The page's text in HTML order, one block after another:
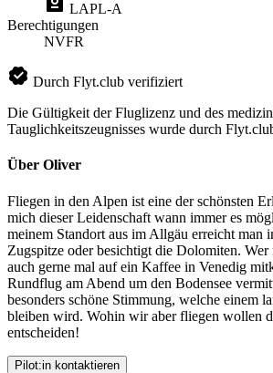
LAPL-A
Berechtigungen
NVFR
Durch Flyt.club verifiziert
Die Gültigkeit der Fluglizenz und des
Tauglichkeitszeugnisses wurde durch
Über Oliver
Fliegen in den Alpen ist eine der schönsten
mich dieser Leidenschaft wann immer es
meinem Standort aus im Allgäu erreicht man
Zugspitze oder besichtigt die Dolomiten. Wer
auch gerne mal auf ein Kaffee in Venedig
Rundflug am Abend um den Bodensee
besonders schöne Stimmung, welche einem
bleiben wird. Wohin wir aber fliegen wollen
entscheiden!
Pilot:in kontaktieren